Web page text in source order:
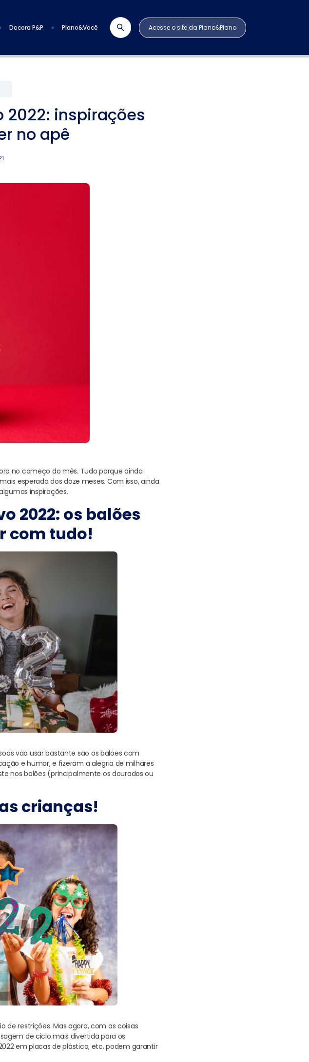
Decora P&P Plano&Você Acesse o site da Plano&Plano
2022: inspirações
no apê
no começo do mês. Tudo porque ainda
esperada dos doze meses. Com isso, ainda
inspirações.
2022: os balões
com tudo!
vão usar bastante são os balões com
e humor, e fizeram a alegria de milhares
nos balões (principalmente os dourados ou
crianças!
de restrições. Mas agora, com as coisas
de ciclo mais divertida para os
em placas de plástico, etc. podem garantir